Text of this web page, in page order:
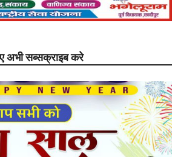
अभी सब्सक्राइब करे